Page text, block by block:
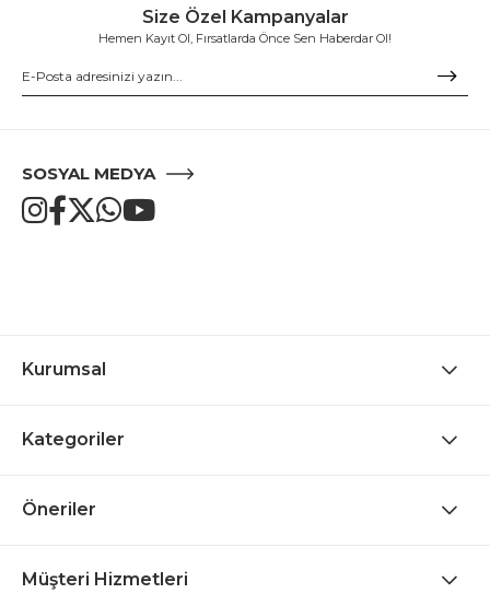
Size Özel Kampanyalar
Hemen Kayıt Ol, Fırsatlarda Önce Sen Haberdar Ol!
SOSYAL MEDYA
Kurumsal
Kategoriler
Öneriler
Müşteri Hizmetleri